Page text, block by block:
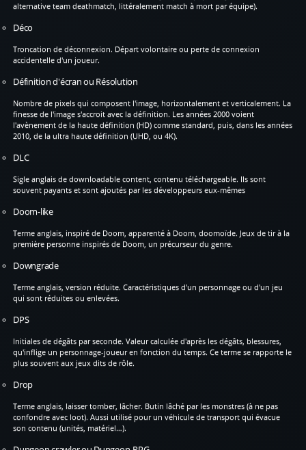
alternative team deathmatch, littéralement match à mort par équipe).
Déco
Troncation de déconnexion. Départ volontaire ou perte de connexion
accidentelle d'un joueur.
Définition d'écran ou Résolution
Nombre de pixels qui composent l'image, horizontalement et verticalement. La
finesse de l'image s'accroit avec la définition. Les années 2000 voient
l'avènement de la haute définition (HD) comme standard, puis, dans les années
2010, de la ultra haute définition (UHD, ou 4K).
DLC
Sigle anglais de downloadable content, contenu téléchargeable. Ils sont
souvent payants et sont ajoutés par les développeurs eux-mêmes
Doom-like
Terme anglais, inspiré de Doom, apparenté à Doom, doomoïde. Jeux de tir à la
première personne inspirés de Doom, un précurseur du genre.
Downgrade
Terme anglais, version réduite. Caractéristiques d'un personnage ou d'un jeu
qui sont réduites ou enlevées.
DPS
Initiales de dégâts par seconde. Valeur calculée d'après les dégâts, blessures,
qu'inflige un personnage-joueur en fonction du temps. Ce terme se rapporte le
plus souvent aux jeux dits de rôle.
Drop
Terme anglais, laisser tomber, lâcher. Butin lâché par les monstres (à ne pas
confondre avec loot). Aussi utilisé pour un véhicule de transport qui évacue
son contenu (unités, matériel…).